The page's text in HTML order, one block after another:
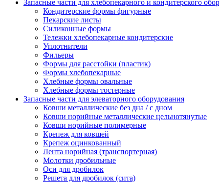
Запасные части для хлебопекарного и кондитерского
Кондитерские формы фигурные
Пекарские листы
Силиконные формы
Тележки хлебопекарные кондитерские
Уплотнители
Фильеры
Формы для расстойки (пластик)
Формы хлебопекарные
Хлебные формы овальные
Хлебные формы тостерные
Запасные части для элеваторного оборудования
Ковши металлические без дна / с дном
Ковши норийные металлические цельнотянутые
Ковши норийные полимерные
Крепеж для ковшей
Крепеж оцинкованный
Лента норийная (транспортерная)
Молотки дробильные
Оси для дробилок
Решета для дробилок (сита)